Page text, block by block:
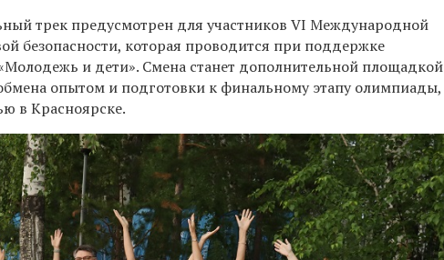
трек предусмотрен для участников VI Международной
безопасности, которая проводится при поддержке
и дети». Смена станет дополнительной площадкой
опытом и подготовки к финальному этапу олимпиады,
в Красноярске.